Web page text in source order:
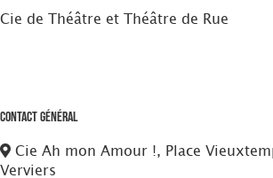
Cie de Théâtre et Théâtre de Rue
Contact Général
Cie Ah mon Amour !, Place
Verviers